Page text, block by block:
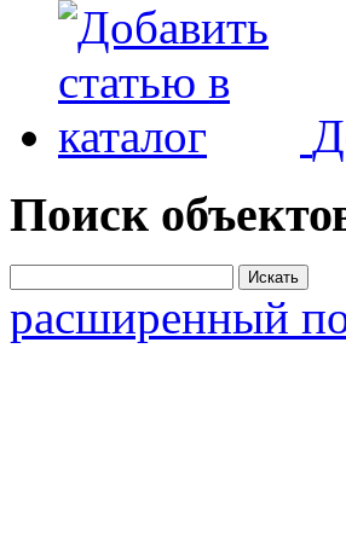
Поиск
расширенный